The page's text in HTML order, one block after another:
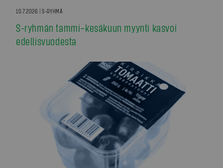
10.7.2026 | S-RYHMÄ
S-ryhmän tammi–kesäkuun myynti kasvoi
edellisvuodesta